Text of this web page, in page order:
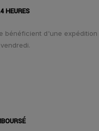
HEURES
bénéficient d'une expédition